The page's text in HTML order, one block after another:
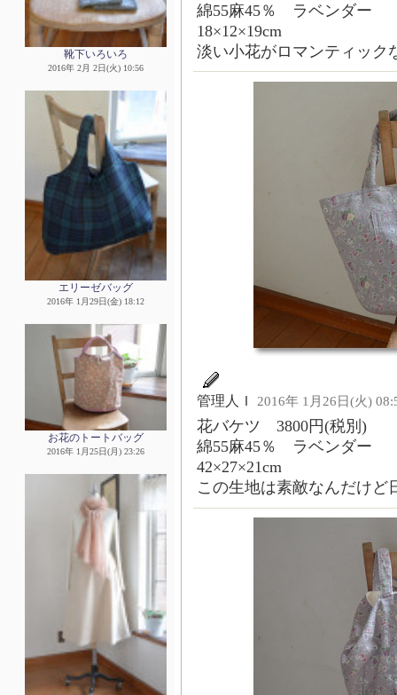
靴下いろいろ
2016年 2月 2日(火) 10:56
エリーゼバッグ
2016年 1月29日(金) 18:12
お花のトートバッグ
2016年 1月25日(月) 23:26
綿55麻45％ ラベンダー
18×12×19cm
淡い小花がロマンティック
管理人Ｉ 2016年 1月26日(火)
花バケツ 3800円(税別)
綿55麻45％ ラベンダー
42×27×21cm
この生地は素敵なんだけど